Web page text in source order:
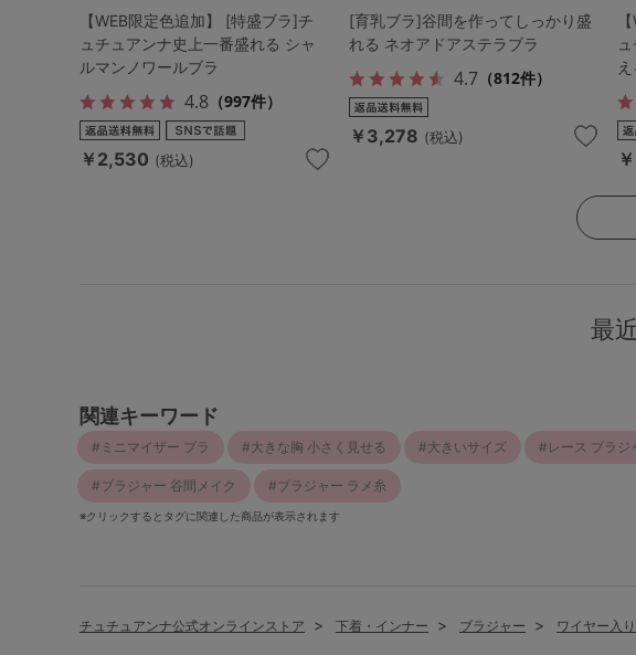
【WEB限定色追加】 [特盛ブラ]チ
ュチュアンナ史上一番盛れる シャ
ルマンノワールブラ
4.8 （997件）
￥2,530 (税込)
[育乳ブラ]谷間を作ってしっかり盛
れる ネオアドアステラブラ
4.7（812件）
￥3,278 (税込)
最
関連キーワード
ミニマイザー ブラ 大きな胸 小さく見せる 大きいサイズ レース ブラジ
ブラジャー 谷間メイク ブラジャー ラメ糸
※クリックするとタグに関連した商品が表示されます
チュチュアンナ公式オンラインストア 下着・インナー ブラジャー ワイヤー入